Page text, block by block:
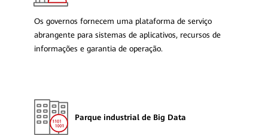
Os governos fornecem uma plataforma de serviço
abrangente para sistemas de aplicativos, recursos de
informações e garantia de operação.
Parque industrial de Big Data